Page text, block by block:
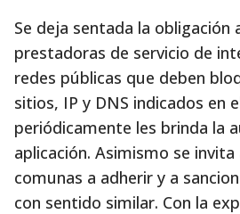
Se deja sentada la obligación
prestadoras de servicio de
redes públicas que deben
sitios, IP y DNS indicados en
periódicamente les brinda la
aplicación. Asimismo se
comunas a adherir y a
con sentido similar. Con la